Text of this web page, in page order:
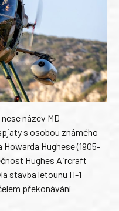
název MD
s osobou známého
Hughese (1905-
Hughes Aircraft
stavba letounu H-1
překonávání